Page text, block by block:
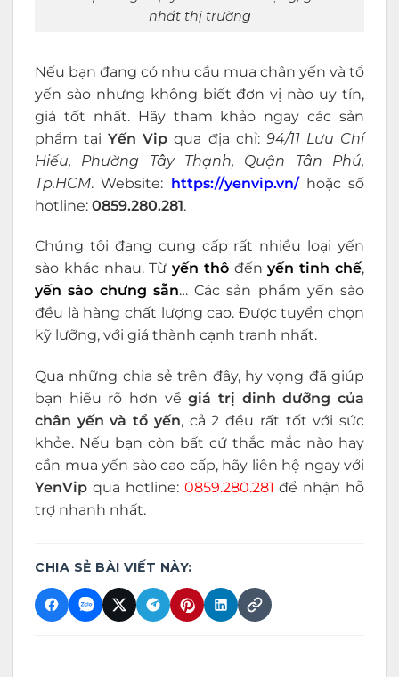
nhất thị trường
Nếu bạn đang có nhu cầu mua chân yến và tổ
yến sào nhưng không biết đơn vị nào uy tín,
giá tốt nhất. Hãy tham khảo ngay các sản
phẩm tạiYến Vipqua địa chỉ: 94/11 Lưu Chí
Hiếu, Phường Tây Thạnh, Quận Tân Phú,
Tp.HCM. Website: https://yenvip.vn/hoặc số
hotline: 0859.280.281.
Chúng tôi đang cung cấp rất nhiều loại yến
sào khác nhau. Từyến thôđếnyến tinh chế,
yến sào chưng sẵn… Các sản phẩm yến sào
đều là hàng chất lượng cao. Được tuyển chọn
kỹ lưỡng, với giá thành cạnh tranh nhất.
Qua những chia sẻ trên đây, hy vọng đã giúp
bạn hiểu rõ hơn vềgiá trị dinh dưỡng của
chân yến và tổ yến, cả 2 đều rất tốt với sức
khỏe. Nếu bạn còn bất cứ thắc mắc nào hay
cần mua yến sào cao cấp, hãy liên hệ ngay với
YenVip qua hotline: 0859.280.281 để nhận hỗ
trợ nhanh nhất.
CHIA SẺ BÀI VIẾT NÀY: